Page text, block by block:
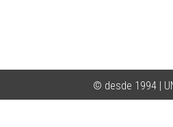
© desde 1994 |